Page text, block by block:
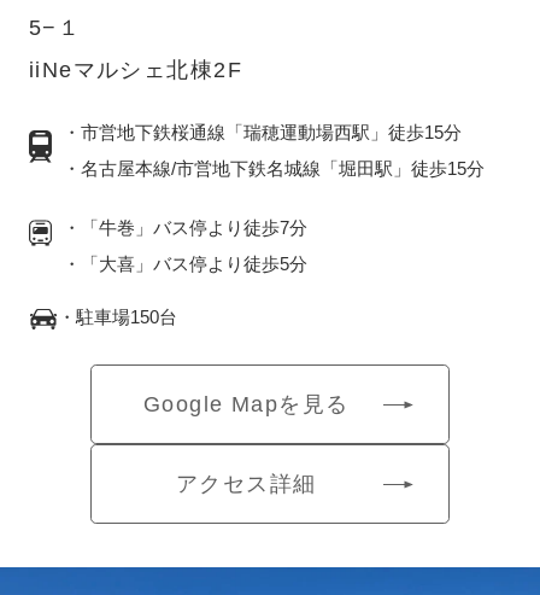
5−１
iiNeマルシェ北棟2F
・市営地下鉄桜通線「瑞穂運動場西駅」徒歩15分
・名古屋本線/市営地下鉄名城線「堀田駅」徒歩15分
・「牛巻」バス停より徒歩7分
・「大喜」バス停より徒歩5分
・駐車場150台
Google Mapを見る
アクセス詳細